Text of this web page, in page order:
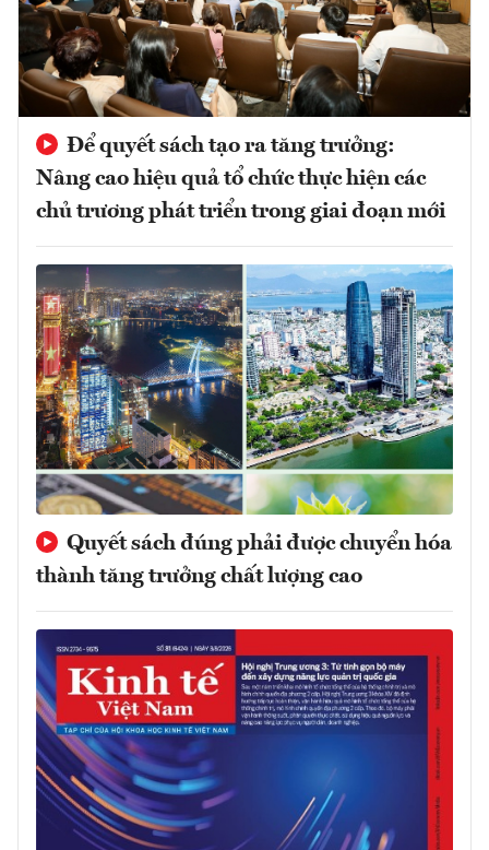
Để quyết sách tạo ra tăng trưởng:
Nâng cao hiệu quả tổ chức thực hiện các
chủ trương phát triển trong giai đoạn mới
Quyết sách đúng phải được chuyển hóa
thành tăng trưởng chất lượng cao